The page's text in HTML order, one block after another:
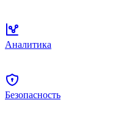
Аналитика
Безопасность